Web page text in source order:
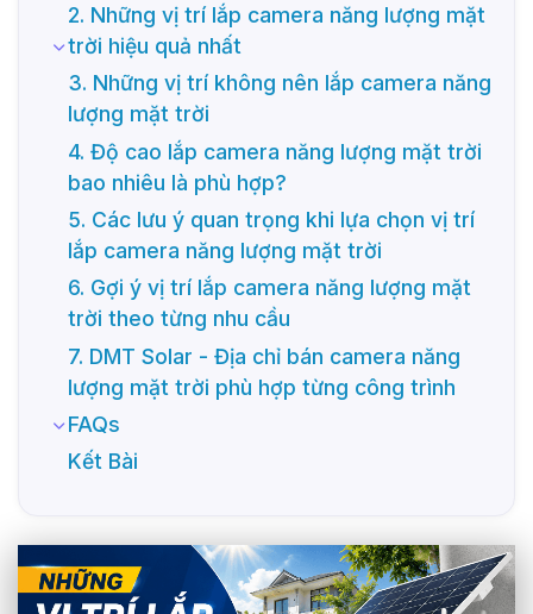
2. Những vị trí lắp camera năng lượng mặt
trời hiệu quả nhất
3. Những vị trí không nên lắp camera năng
lượng mặt trời
4. Độ cao lắp camera năng lượng mặt trời
bao nhiêu là phù hợp?
5. Các lưu ý quan trọng khi lựa chọn vị trí
lắp camera năng lượng mặt trời
6. Gợi ý vị trí lắp camera năng lượng mặt
trời theo từng nhu cầu
7. DMT Solar - Địa chỉ bán camera năng
lượng mặt trời phù hợp từng công trình
FAQs
Kết Bài